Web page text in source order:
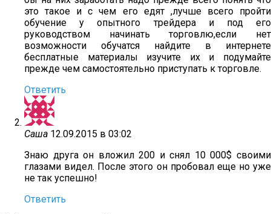
это такое и с чем его едят ,лучше всего пройти
обучение у опытного трейдера и под его
руководством начинать торговлю,если нет
возможности обучатся найдите в интернете
бесплатные материалы изучите их и подумайте
прежде чем самостоятельно приступать к торговле.
Ответить
Саша 12.09.2015 в 03:02
Знаю друга он вложил 200 и снял 10 000$ своими
глазами видел. После этого он пробовал еще но уже
не так успешно!
Ответить